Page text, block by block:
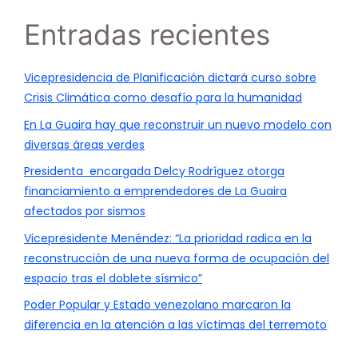
Entradas recientes
Vicepresidencia de Planificación dictará curso sobre
Crisis Climática como desafío para la humanidad
En La Guaira hay que reconstruir un nuevo modelo con
diversas áreas verdes
Presidenta encargada Delcy Rodríguez otorga
financiamiento a emprendedores de La Guaira
afectados por sismos
Vicepresidente Menéndez: “La prioridad radica en la
reconstrucción de una nueva forma de ocupación del
espacio tras el doblete sísmico”
Poder Popular y Estado venezolano marcaron la
diferencia en la atención a las víctimas del terremoto